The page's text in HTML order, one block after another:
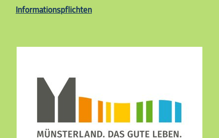
Informationspflichten